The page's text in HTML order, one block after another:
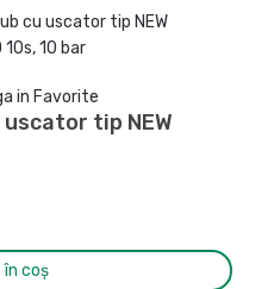
in Favorite
tip NEW
în coș